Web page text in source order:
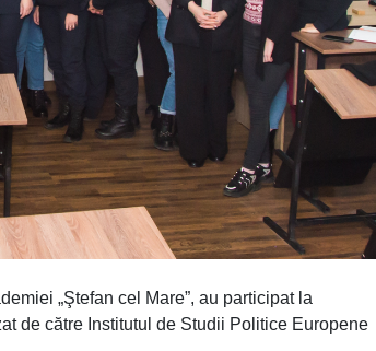
„Ştefan cel Mare”, au participat la
de către Institutul de Studii Politice Europene